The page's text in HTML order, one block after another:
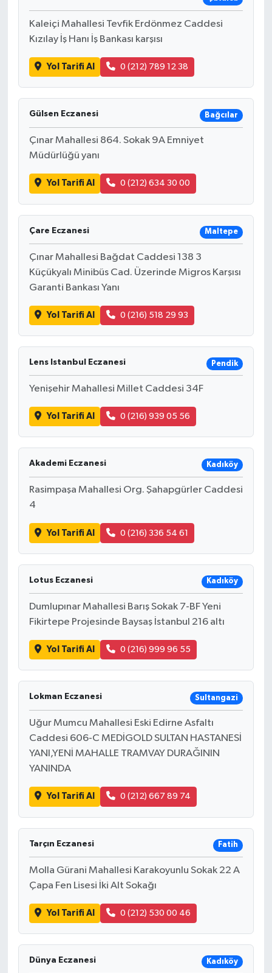
Kaleiçi Mahallesi Tevfik Erdönmez Caddesi
Kızılay İş Hanı İş Bankası karşısı
Yol Tarifi Al 0 (212) 789 12 38
Gülsen Eczanesi Bağcılar
Çınar Mahallesi 864. Sokak 9A Emniyet
Müdürlüğü yanı
Yol Tarifi Al 0 (212) 634 30 00
Çare Eczanesi Maltepe
Çınar Mahallesi Bağdat Caddesi 138 3
Küçükyalı Minibüs Cad. Üzerinde Migros Karşısı
Garanti Bankası Yanı
Yol Tarifi Al 0 (216) 518 29 93
Lens Istanbul Eczanesi Pendik
Yenişehir Mahallesi Millet Caddesi 34F
Yol Tarifi Al 0 (216) 939 05 56
Akademi Eczanesi Kadıköy
Rasimpaşa Mahallesi Org. Şahapgürler Caddesi
4
Yol Tarifi Al 0 (216) 336 54 61
Lotus Eczanesi Kadıköy
Dumlupınar Mahallesi Barış Sokak 7-BF Yeni
Fikirtepe Projesinde Baysaş İstanbul 216 altı
Yol Tarifi Al 0 (216) 999 96 55
Lokman Eczanesi Sultangazi
Uğur Mumcu Mahallesi Eski Edirne Asfaltı
Caddesi 606-C MEDİGOLD SULTAN HASTANESİ
YANI,YENİ MAHALLE TRAMVAY DURAĞININ
YANINDA
Yol Tarifi Al 0 (212) 667 89 74
Tarçın Eczanesi Fatih
Molla Gürani Mahallesi Karakoyunlu Sokak 22 A
Çapa Fen Lisesi İki Alt Sokağı
Yol Tarifi Al 0 (212) 530 00 46
Dünya Eczanesi Kadıköy